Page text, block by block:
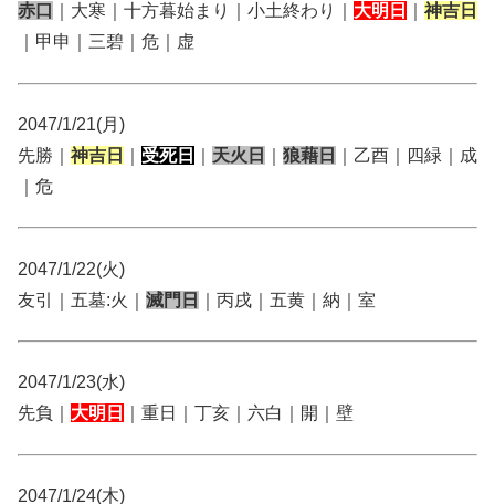
赤口
｜大寒｜十方暮始まり｜小土終わり｜ 大明日
神吉日
｜甲申｜三碧｜危｜虚
2047/1/21(月)
先勝｜ 神吉日 受死日 天火日 狼藉日
｜乙酉｜四緑｜成
｜危
2047/1/22(火)
友引｜五墓:火｜ 滅門日 ｜丙戌｜五黄｜納｜室
2047/1/23(水)
先負｜ 大明日 ｜重日｜丁亥｜六白｜開｜壁
2047/1/24(木)